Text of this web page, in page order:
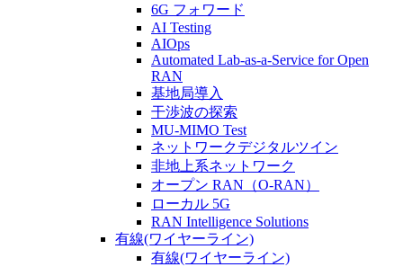
6G フォワード
AI Testing
AIOps
Automated Lab-as-a-Service for Open
RAN
基地局導入
干渉波の探索
MU-MIMO Test
ネットワークデジタルツイン
非地上系ネットワーク
オープン RAN（O-RAN）
ローカル 5G
RAN Intelligence Solutions
有線(ワイヤーライン)
有線(ワイヤーライン)